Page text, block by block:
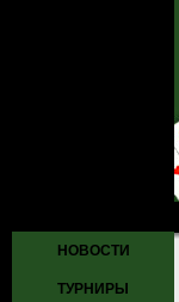
НОВОСТИ
ТУРНИРЫ